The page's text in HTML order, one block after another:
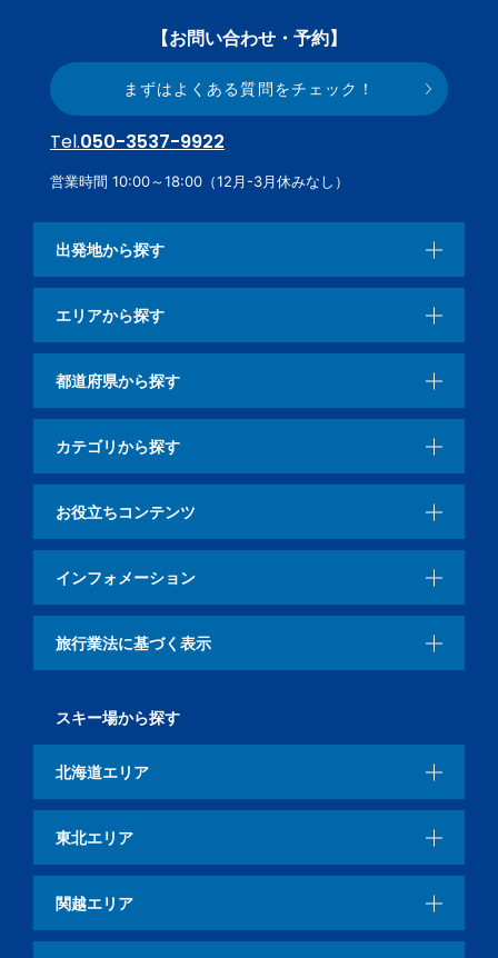
【お問い合わせ・予約】
まずはよくある質問をチェック！
Tel.050-3537-9922
営業時間 10:00～18:00（12月-3月休みなし）
出発地から探す
エリアから探す
都道府県から探す
カテゴリから探す
お役立ちコンテンツ
インフォメーション
旅行業法に基づく表示
スキー場から探す
北海道エリア
東北エリア
関越エリア